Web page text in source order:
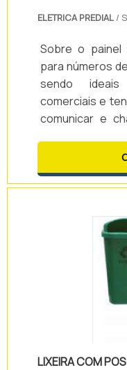
ELETRICA PREDIAL /
Sobre o painel
para números
sendo ideais
comerciais e
comunicar e
painéis, que
combustíveis
agilizam o
Possui dígitos
segmentos
LIXEIRA COM